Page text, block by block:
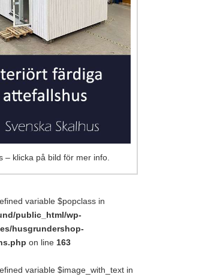
– klicka på bild för mer info.
variable $popclass in
public_html/wp-
husgrundershop-
on line 163
variable $image_with_text in